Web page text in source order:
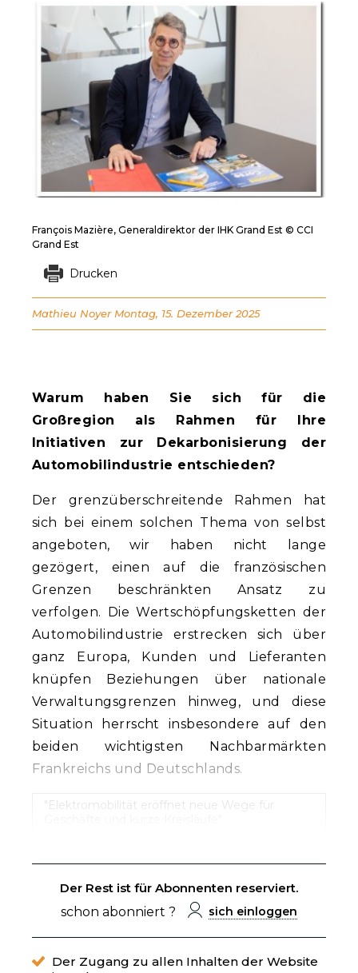
Warum haben Sie sich für die
Großregion als Rahmen für Ihre
Initiativen zur Dekarbonisierung der
Automobilindustrie entschieden?
Der grenzüberschreitende Rahmen hat
sich bei einem solchen Thema von selbst
angeboten, wir haben nicht lange
gezögert, einen auf die französischen
Grenzen beschränkten Ansatz zu
verfolgen. Die Wertschöpfungsketten der
Automobilindustrie erstrecken sich über
ganz Europa, Kunden und Lieferanten
knüpfen Beziehungen über nationale
Verwaltungsgrenzen hinweg, und diese
Situation herrscht insbesondere auf den
beiden wichtigsten Nachbarmärkten
Frankreichs und Deutschlands.
"Elektromobilität eröffnet neue Wege für
Der Rest ist für Abonnenten reserviert.
schon abonniert ?
sich einloggen
Der Zugang zu allen Inhalten der Website
François Mazière, Generaldirektor der IHK Grand Est © CCI
Grand Est
Drucken
Mathieu Noyer Montag, 15. Dezember 2025